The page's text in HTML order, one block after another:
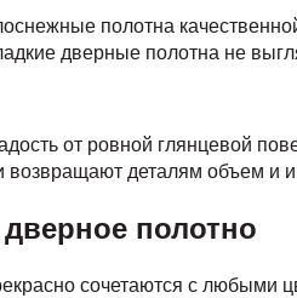
полотна
дверные полотна не
от ровной глянцевой
возвращают деталям объем и
полотно
сочетаются с